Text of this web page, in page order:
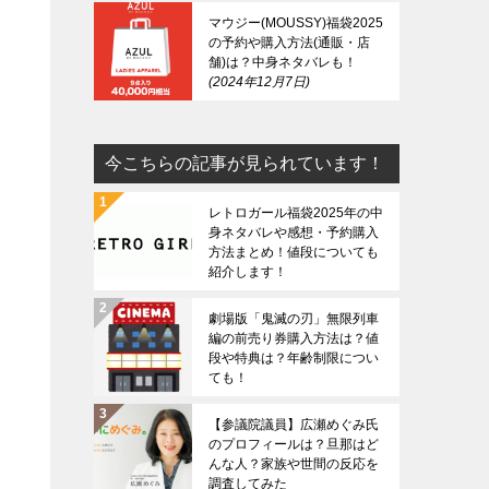
マウジー(MOUSSY)福袋2025
の予約や購入方法(通販・店
舗)は？中身ネタバレも！
2024年12月7日
今こちらの記事が見られています！
レトロガール福袋2025年の中
身ネタバレや感想・予約購入
方法まとめ！値段についても
紹介します！
劇場版「鬼滅の刃」無限列車
編の前売り券購入方法は？値
段や特典は？年齢制限につい
ても！
【参議院議員】広瀬めぐみ氏
のプロフィールは？旦那はど
んな人？家族や世間の反応を
調査してみた